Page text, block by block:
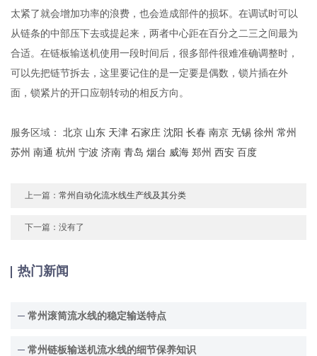
太紧了就会增加功率的浪费，也会造成部件的损坏。在调试时可以
从链条的中部压下去或提起来，两者中心距在百分之二三之间最为
合适。在链板输送机使用一段时间后，很多部件很难准确调整时，
可以先把链节拆去，这里要记住的是一定要是偶数，锁片插在外
面，锁紧片的开口应朝转动的相反方向。
服务区域：北京 山东 天津 石家庄 沈阳 长春 南京 无锡 徐州 常州
苏州 南通 杭州 宁波 济南 青岛 烟台 威海 郑州 西安 百度
上一篇：常州自动化流水线生产线及其分类
下一篇：没有了
热门新闻
常州滚筒流水线的稳定输送特点
常州链板输送机流水线的细节保养知识